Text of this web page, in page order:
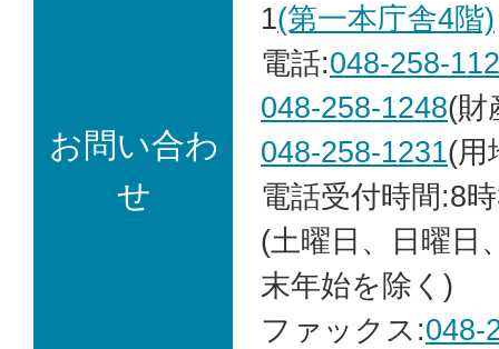
お問い合わ
せ
1(第一本庁舎4階)
電話:048-258-
048-258-1248(財
048-258-1231(用
電話受付時間:8
(土曜日、日曜日
末年始を除く)
ファックス:048-